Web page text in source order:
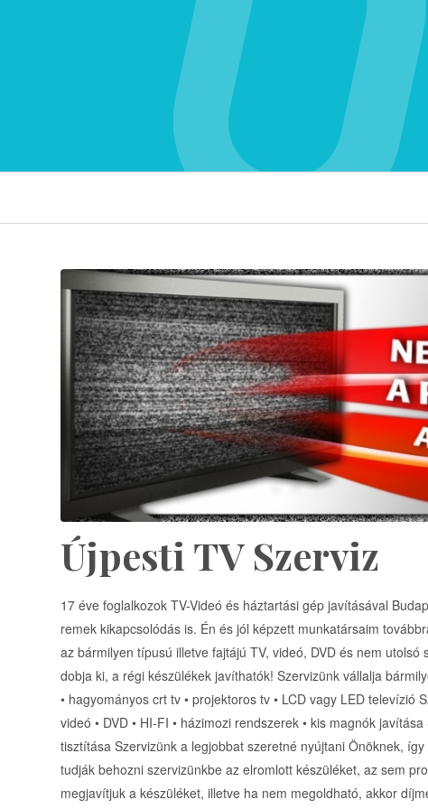
Újpesti TV Szerviz
17 éve foglalkozok TV-Videó és háztartási gép javításával
remek kikapcsolódás is. Én és jól képzett munkatársaim
az bármilyen típusú illetve fajtájú TV, videó, DVD és nem
dobja ki, a régi készülékek javíthatók! Szervizünk vállalja
• hagyományos crt tv • projektoros tv • LCD vagy LED televízió
videó • DVD • HI-FI • házimozi rendszerek • kis magnók
tisztítása Szervizünk a legjobbat szeretné nyújtani Önöknek,
tudják behozni szervizünkbe az elromlott készüléket, az sem
megjavítjuk a készüléket, illetve ha nem megoldható, akkor